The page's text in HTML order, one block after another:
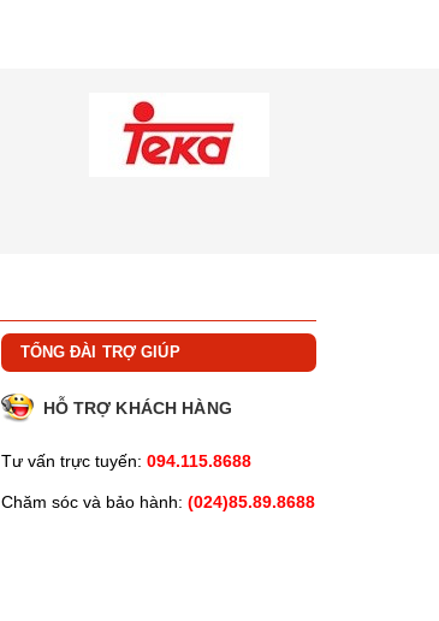
TỔNG ĐÀI TRỢ GIÚP
HỖ TRỢ KHÁCH HÀNG
Tư vấn trực tuyến: 094.115.8688
Chăm sóc và bảo hành: (024)85.89.8688